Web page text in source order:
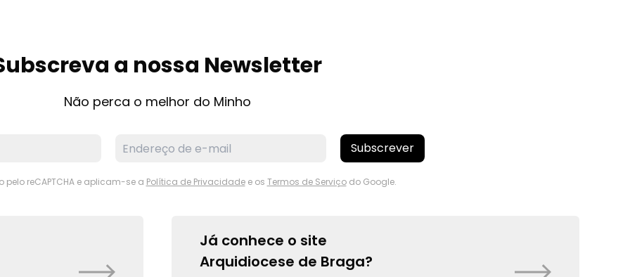
a nossa Newsletter
Não perca o melhor do Minho
Subscrever
pelo reCAPTCHA e aplicam-se a Política de Privacidadee os Termos de Serviçodo Google.
Já conhece o site
Arquidiocese de Braga?